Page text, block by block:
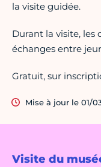
Visite du
la visite guidée.
Durant la visite, les
échanges entre
Gratuit, sur
Mise à jour le 01/